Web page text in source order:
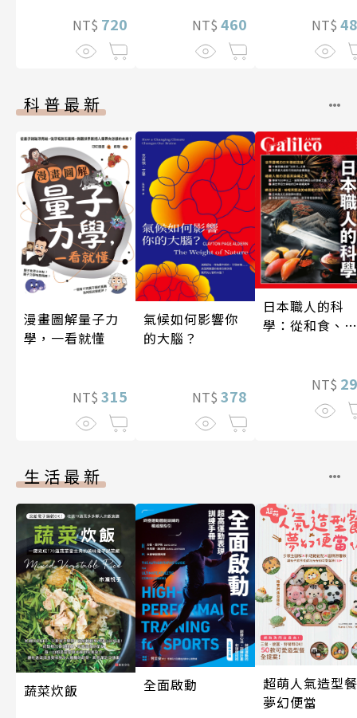
NT$ 720 NT$ 460 NT$
科普最新
漫畫圖解量子力
學，一看就懂
NT$ 315
氣候如何影響你
的大腦？
NT$ 378
日本職人的科
學：從和食、清
技藝的祕密 人
伽利略45
NT$
生活最新
蔬菜炊飯 全面啟動
超萌人氣造型
夢幻便當